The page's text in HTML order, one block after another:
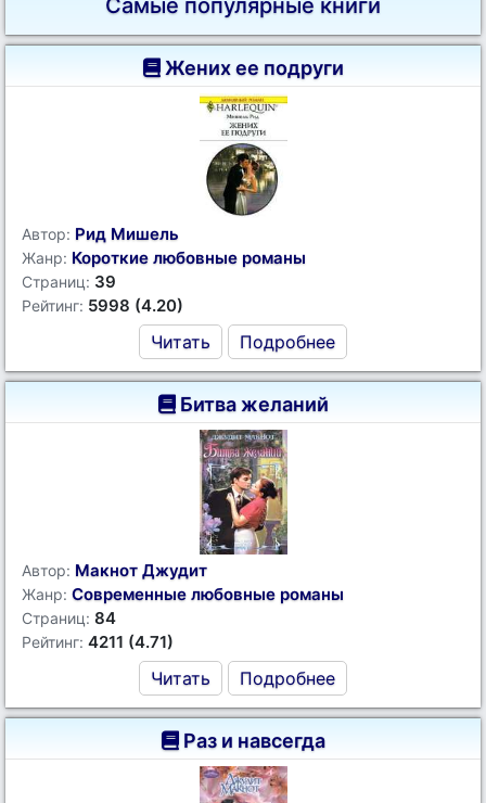
Самые популярные книги
Жених ее подруги
Автор: Рид Мишель
Жанр: Короткие любовные романы
Страниц: 39
Рейтинг: 5998 (4.20)
Читать Подробнее
Битва желаний
Автор: Макнот Джудит
Жанр: Современные любовные романы
Страниц: 84
Рейтинг: 4211 (4.71)
Читать Подробнее
Раз и навсегда